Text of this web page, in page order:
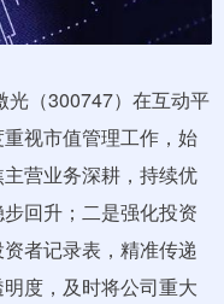
（300747）在互动平
视市值管理工作，始
营业务深耕，持续优
回升；二是强化投资
者记录表，精准传递
度，及时将公司重大